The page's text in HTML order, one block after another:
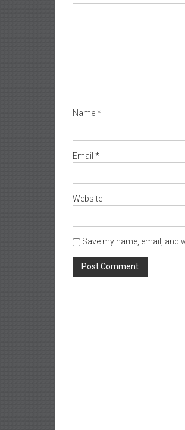
Name*
Email *
Website
Save my name, email, and